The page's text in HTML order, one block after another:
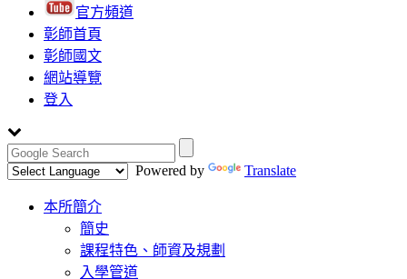
官方頻道
彰師首頁
彰師國文
網站導覽
登入
Powered by
Translate
Toggle
navigation
本所簡介
簡史
課程特色、師資及規劃
入學管道